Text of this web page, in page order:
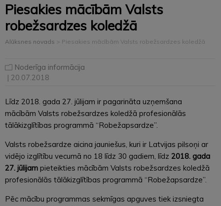
Piesakies mācībām Valsts
robežsardzes koledžā
Alūksnes novads > Piesakies mācībām Valsts robežsardzes koledžā
Noderīga informācija
| 20.07.2018
Līdz 2018. gada 27. jūlijam ir pagarināta uzņemšana
mācībām Valsts robežsardzes koledžā profesionālās
tālākizglītības programmā “Robežapsardze”.
Valsts robežsardze aicina jauniešus, kuri ir Latvijas pilsoņi ar
vidējo izglītību vecumā no 18 līdz 30 gadiem, līdz 2018. gada
27. jūlijam pieteikties mācībām Valsts robežsardzes koledžā
profesionālās tālākizglītības programmā “Robežapsardze”.
Pēc mācību programmas sekmīgas apguves tiek izsniegta